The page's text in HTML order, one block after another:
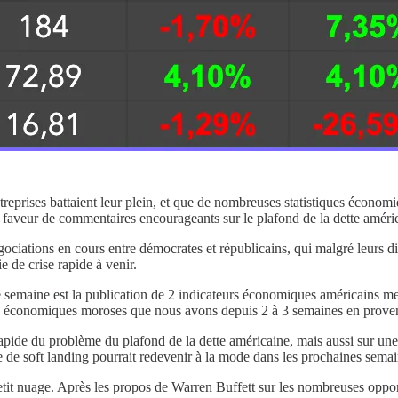
battaient leur plein, et que de nombreuses statistiques
de commentaires encourageants sur le plafond de la dette
en cours entre démocrates et républicains, qui malgré leurs
de crise rapide à venir.
est la publication de 2 indicateurs économiques américains
moroses que nous avons depuis 2 à 3 semaines en
du problème du plafond de la dette américaine, mais aussi sur
soft landing pourrait redevenir à la mode dans les prochaines
nuage. Après les propos de Warren Buffett sur les nombreuses